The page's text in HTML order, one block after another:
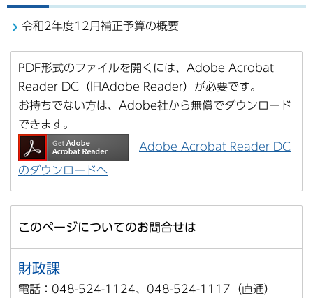
令和2年度12月補正予算の概要
PDF形式のファイルを開くには、Adobe Acrobat
Reader DC（旧Adobe Reader）が必要です。
お持ちでない方は、Adobe社から無償でダウンロード
できます。
Adobe Acrobat Reader DC
のダウンロードへ
このページについてのお問合せは
財政課
電話：048-524-1124、048-524-1117（直通）